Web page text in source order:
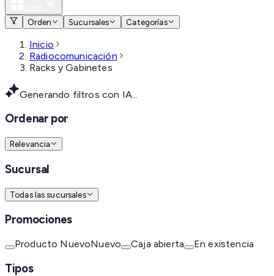
Orden
Sucursales Categorías
Inicio
Radiocomunicación
Racks y Gabinetes
Generando filtros con IA...
Ordenar por
Relevancia
Sucursal
Todas las sucursales
Promociones
Producto NuevoNuevo Caja abierta En existencia
Tipos